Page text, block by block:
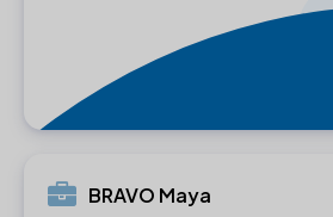
BRAVO Maya